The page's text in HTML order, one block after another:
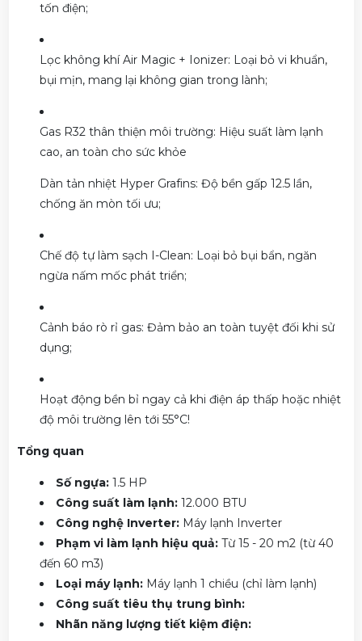
tốn điện;
Lọc không khí Air Magic + Ionizer: Loại bỏ vi khuẩn,
bụi mịn, mang lại không gian trong lành;
Gas R32 thân thiện môi trường: Hiệu suất làm lạnh
cao, an toàn cho sức khỏe
Dàn tản nhiệt Hyper Grafins: Độ bền gấp 12.5 lần,
chống ăn mòn tối ưu;
Chế độ tự làm sạch I-Clean: Loại bỏ bụi bẩn, ngăn
ngừa nấm mốc phát triển;
Cảnh báo rò rỉ gas: Đảm bảo an toàn tuyệt đối khi sử
dụng;
Hoạt động bền bỉ ngay cả khi điện áp thấp hoặc nhiệt
độ môi trường lên tới 55°C!
Tổng quan
Số ngựa:1.5 HP
Công suất làm lạnh:12.000 BTU
Công nghệ Inverter:Máy lạnh Inverter
Phạm vi làm lạnh hiệu quả:Từ 15 - 20 m2 (từ 40
đến 60 m3)
Loại máy lạnh:Máy lạnh 1 chiều (chỉ làm lạnh)
Công suất tiêu thụ trung bình:
Nhãn năng lượng tiết kiệm điện: